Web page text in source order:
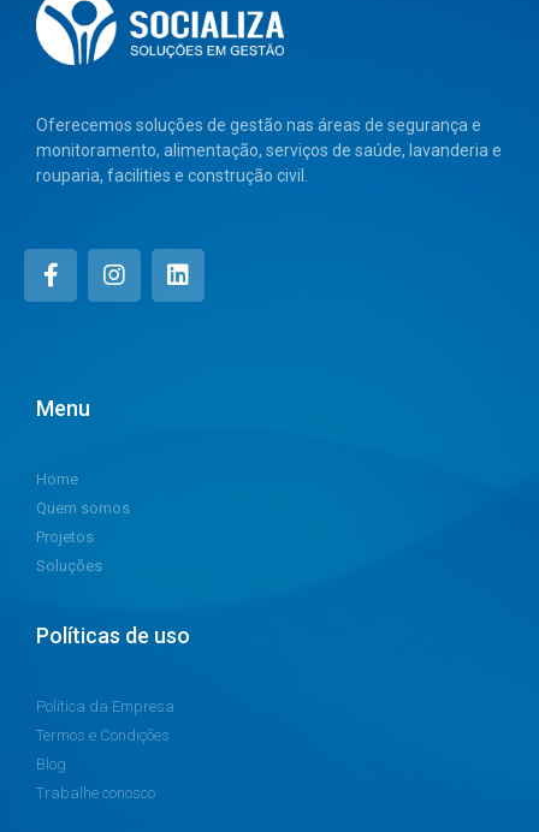
Oferecemos soluções de gestão nas áreas de segurança e
monitoramento, alimentação, serviços de saúde, lavanderia e
rouparia, facilities e construção civil.
Menu
Home
Quem somos
Projetos
Soluções
Políticas de uso
Política da Empresa
Termos e Condições
Blog
Trabalhe conosco